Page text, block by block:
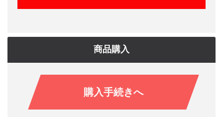
商品購入
購入手続きへ